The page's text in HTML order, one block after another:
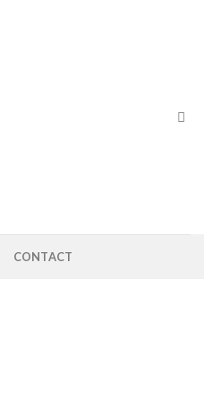
CONTACT